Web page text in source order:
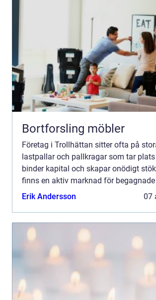
Bortforsling möbler
Företag i Trollhättan sitter ofta på
lastpallar och pallkragar som tar
binder kapital och skapar onödigt
finns en aktiv marknad för
seriösa aktörer köper, sorterar och
Erik Andersson 07